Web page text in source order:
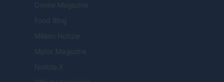
Donne Magazine
Food Blog
Milano Notizie
Motor Magazine
Notizie.it